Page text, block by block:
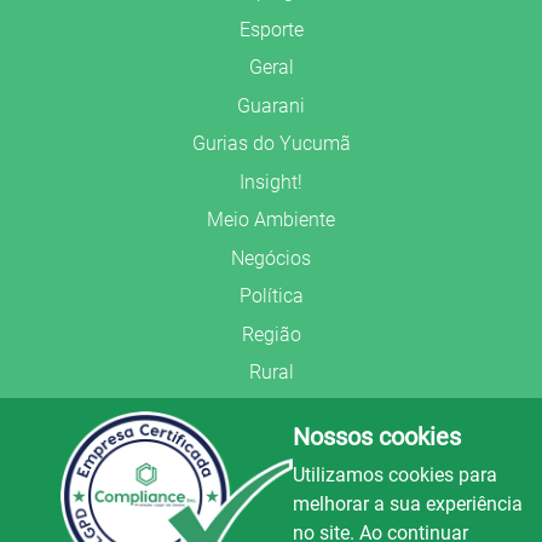
Esporte
Geral
Guarani
Gurias do Yucumã
Insight!
Meio Ambiente
Negócios
Política
Região
Rural
Segurança Pública
União Frederiquense
Nossos cookies
Utilizamos cookies para
melhorar a sua experiência
no site. Ao continuar